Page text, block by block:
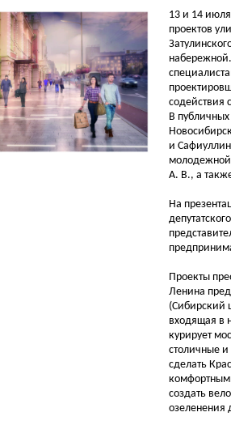
​13 и 14
проектов
содействия
В
и
молодежной
А. В., а
На
Проекты
Ленина
(Сибирский
входящая в
курирует
столичные
сделать
создать
озеленения